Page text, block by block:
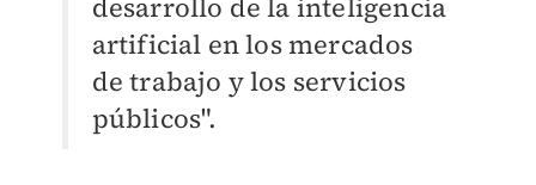
desarrollo de la inteligencia
artificial en los mercados
de trabajo y los servicios
públicos".